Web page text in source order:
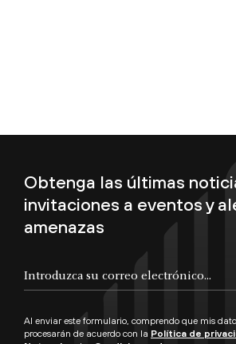
Obtenga las últimas
invitaciones a eventos y
amenazas
Al enviar este formulario, comprendo que mis
procesarán de acuerdo con la Política de